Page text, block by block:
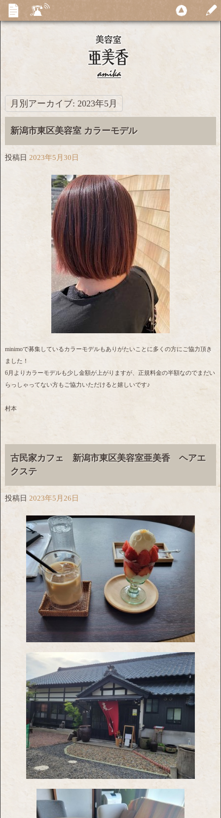
月別アーカイブ: 2023年5月
新潟市東区美容室 カラーモデル
投稿日 2023年5月30日
minimoで募集しているカラーモデルもありがたいことに多くの方にご協力頂き
ました！
6月よりカラーモデルも少し金額が上がりますが、正規料金の半額なのでまだい
らっしゃってない方もご協力いただけると嬉しいです♪
村本
古民家カフェ 新潟市東区美容室亜美香 ヘアエ
クステ
投稿日 2023年5月26日